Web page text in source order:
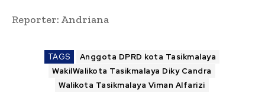
Reporter: Andriana
TAGS
Anggota DPRD kota Tasikmalaya
WakilWalikota Tasikmalaya Diky Candra
Walikota Tasikmalaya Viman Alfarizi